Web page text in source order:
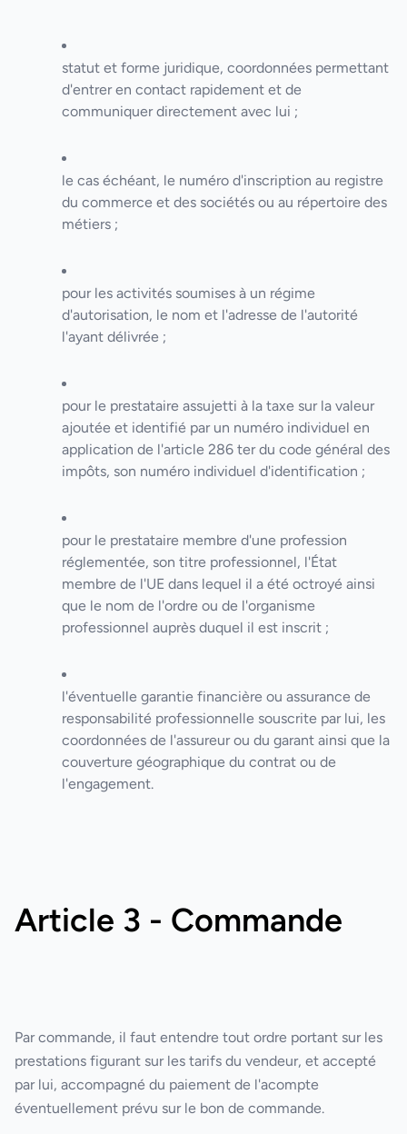
statut et forme juridique, coordonnées permettant
d'entrer en contact rapidement et de
communiquer directement avec lui ;
le cas échéant, le numéro d'inscription au registre
du commerce et des sociétés ou au répertoire des
métiers ;
pour les activités soumises à un régime
d'autorisation, le nom et l'adresse de l'autorité
l'ayant délivrée ;
pour le prestataire assujetti à la taxe sur la valeur
ajoutée et identifié par un numéro individuel en
application de l'article 286 ter du code général des
impôts, son numéro individuel d'identification ;
pour le prestataire membre d'une profession
réglementée, son titre professionnel, l'État
membre de l'UE dans lequel il a été octroyé ainsi
que le nom de l'ordre ou de l'organisme
professionnel auprès duquel il est inscrit ;
l'éventuelle garantie financière ou assurance de
responsabilité professionnelle souscrite par lui, les
coordonnées de l'assureur ou du garant ainsi que la
couverture géographique du contrat ou de
l'engagement.
Article 3 - Commande
Par commande, il faut entendre tout ordre portant sur les
prestations figurant sur les tarifs du vendeur, et accepté
par lui, accompagné du paiement de l'acompte
éventuellement prévu sur le bon de commande.